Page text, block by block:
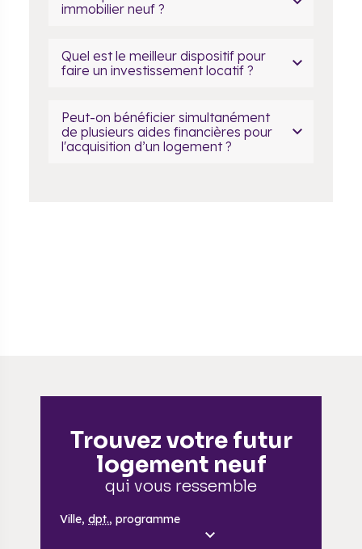
immobilier neuf ?
Quel est le meilleur dispositif pour
faire un investissement locatif ?
Peut-on bénéficier simultanément
de plusieurs aides financières pour
l'acquisition d’un logement ?
Trouvez votre futur
logement neuf
qui vous ressemble
Ville, dpt., programme